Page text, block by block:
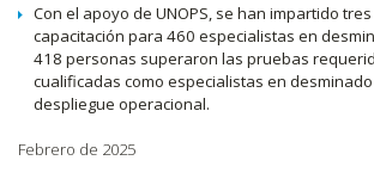
Con el apoyo de UNOPS, se han impartido
capacitación para 460 especialistas en
418 personas superaron las pruebas
cualificadas como especialistas en
despliegue operacional.
Febrero de 2025